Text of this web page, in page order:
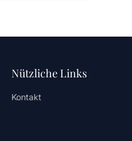
Nützliche Links
Kontakt